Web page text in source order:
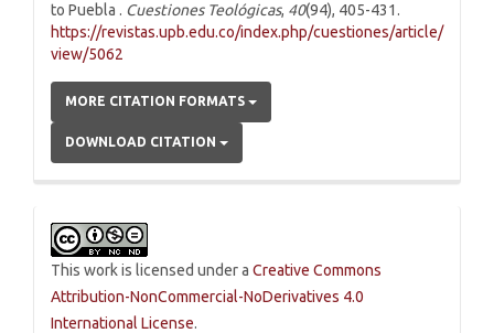
to Puebla . Cuestiones Teológicas, 40(94), 405-431.
https://revistas.upb.edu.co/index.php/cuestiones/article/
view/5062
MORE CITATION FORMATS
DOWNLOAD CITATION
This work is licensed under a Creative Commons
Attribution-NonCommercial-NoDerivatives 4.0
International License.